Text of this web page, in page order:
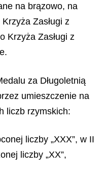
na brązowo, na
Zasługi z
Krzyża Zasługi z
za Długoletnią
umieszczenie na
liczb rzymskich:
liczby „XXX”, w II
liczby „XX”,